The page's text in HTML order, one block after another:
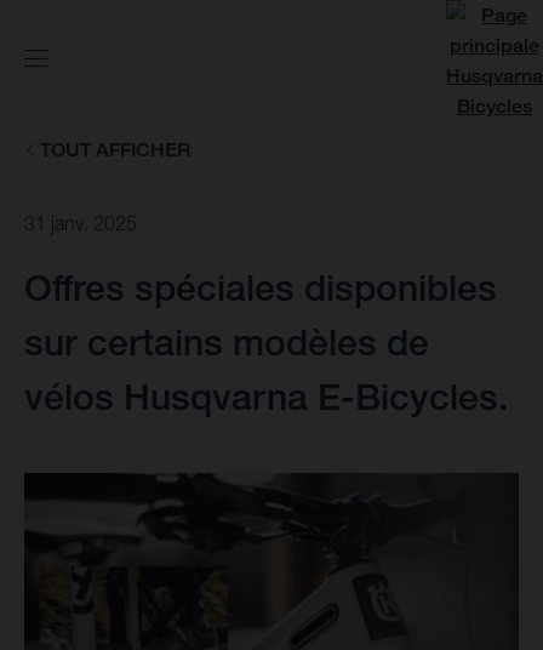
TOUT AFFICHER
31 janv. 2025
Offres spéciales disponibles
sur certains modèles de
vélos Husqvarna E-Bicycles.